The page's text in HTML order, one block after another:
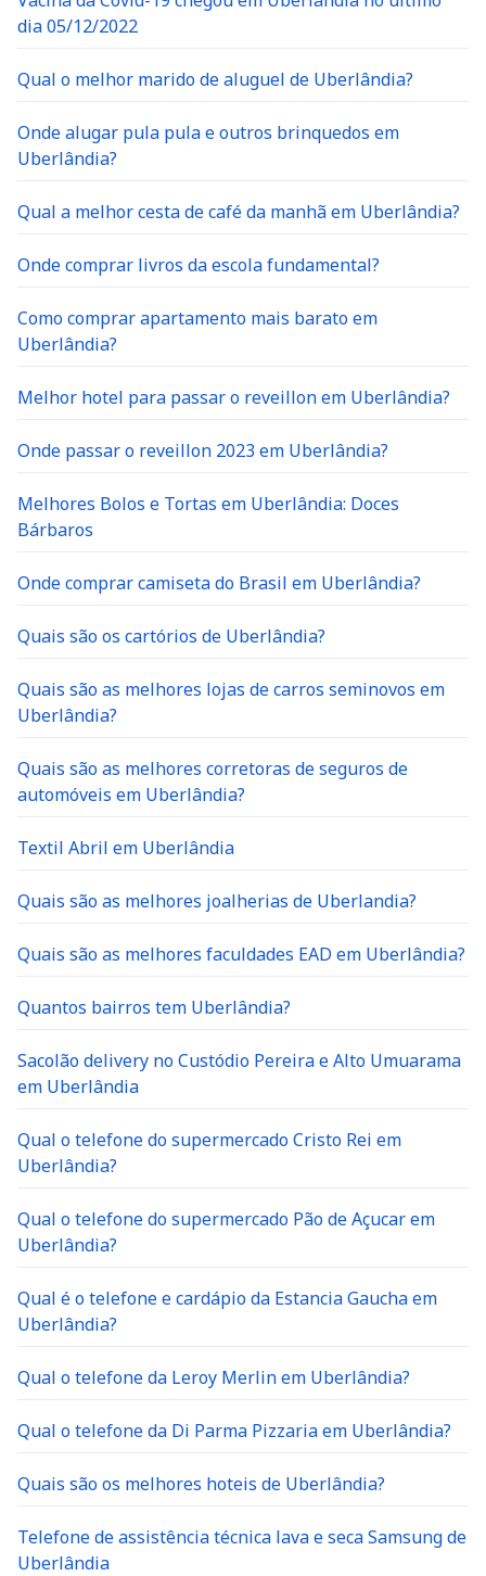
dia 05/12/2022
Qual o melhor marido de aluguel de Uberlândia?
Onde alugar pula pula e outros brinquedos em
Uberlândia?
Qual a melhor cesta de café da manhã em Uberlândia?
Onde comprar livros da escola fundamental?
Como comprar apartamento mais barato em
Uberlândia?
Melhor hotel para passar o reveillon em Uberlândia?
Onde passar o reveillon 2023 em Uberlândia?
Melhores Bolos e Tortas em Uberlândia: Doces
Bárbaros
Onde comprar camiseta do Brasil em Uberlândia?
Quais são os cartórios de Uberlândia?
Quais são as melhores lojas de carros seminovos em
Uberlândia?
Quais são as melhores corretoras de seguros de
automóveis em Uberlândia?
Textil Abril em Uberlândia
Quais são as melhores joalherias de Uberlandia?
Quais são as melhores faculdades EAD em Uberlândia?
Quantos bairros tem Uberlândia?
Sacolão delivery no Custódio Pereira e Alto Umuarama
em Uberlândia
Qual o telefone do supermercado Cristo Rei em
Uberlândia?
Qual o telefone do supermercado Pão de Açucar em
Uberlândia?
Qual é o telefone e cardápio da Estancia Gaucha em
Uberlândia?
Qual o telefone da Leroy Merlin em Uberlândia?
Qual o telefone da Di Parma Pizzaria em Uberlândia?
Quais são os melhores hoteis de Uberlândia?
Telefone de assistência técnica lava e seca Samsung de
Uberlândia